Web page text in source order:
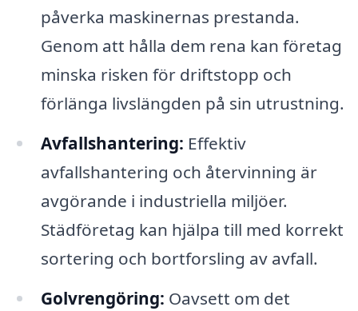
påverka maskinernas prestanda.
Genom att hålla dem rena kan företag
minska risken för driftstopp och
förlänga livslängden på sin utrustning.
Avfallshantering: Effektiv
avfallshantering och återvinning är
avgörande i industriella miljöer.
Städföretag kan hjälpa till med korrekt
sortering och bortforsling av avfall.
Golvrengöring: Oavsett om det